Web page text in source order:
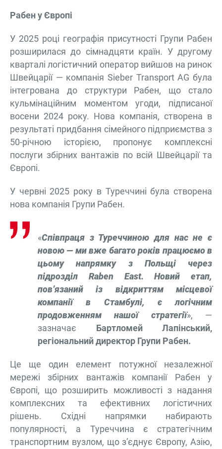
Рабен у Європі
У 2025 році географія присутності Групи Рабен
розширилася до сімнадцяти країн. У другому
кварталі логістичний оператор вийшов на ринок
Швейцарії — компанія Sieber Transport AG була
інтегрована до структури Рабен, що стало
кульмінаційним моментом угоди, підписаної
восени 2024 року. Нова компанія, створена в
результаті придбання сімейного підприємства з
50-річною історією, пропонує комплексні
послуги збірних вантажів по всій Швейцарії та
Європі.
У червні 2025 року в Туреччині була створена
нова компанія Групи Рабен.
«Співпраця з Туреччиною для нас не є
новою — ми вже багато років працюємо в
цьому напрямку з Польщі через
підрозділ Raben East. Новий етап,
пов’язаний із відкриттям місцевої
компанії в Стамбулі, є логічним
продовженням нашої стратегії», —
зазначає Бартломей Лапінський,
регіональний директор Групи Рабен.
Це ще один елемент потужної незалежної
мережі збірних вантажів компанії Рабен у
Європі, що розширить можливості з надання
комплексних та ефективних логістичних
рішень. Східні напрямки набирають
популярності, а Туреччина є стратегічним
транспортним вузлом, що з’єднує Європу, Азію,